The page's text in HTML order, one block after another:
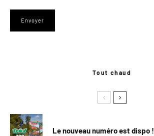
Tout chaud
Le nouveau numéro est dispo !